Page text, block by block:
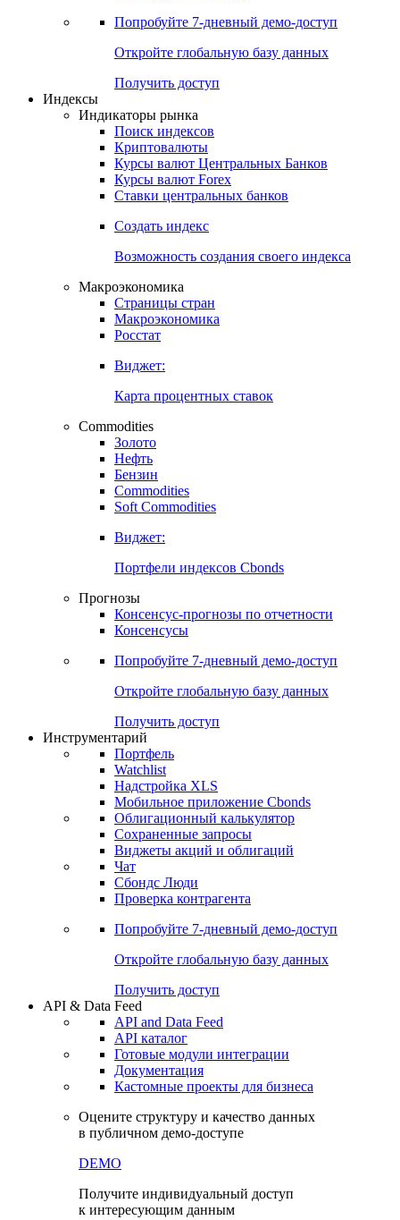
Попробуйте 7-дневный демо-доступ
Откройте глобальную базу данных
Получить доступ
Индексы
Индикаторы рынка
Поиск индексов
Криптовалюты
Курсы валют Центральных Банков
Курсы валют Forex
Ставки центральных банков
Создать индекс
Возможность создания своего индекса
Макроэкономика
Страницы стран
Макроэкономика
Росстат
Виджет:
Карта процентных ставок
Commodities
Золото
Нефть
Бензин
Commodities
Soft Commodities
Виджет:
Портфели индексов Cbonds
Прогнозы
Консенсус-прогнозы по отчетности
Консенсусы
Попробуйте 7-дневный демо-доступ
Откройте глобальную базу данных
Получить доступ
Инструментарий
Портфель
Watchlist
Надстройка XLS
Мобильное приложение Cbonds
Облигационный калькулятор
Сохраненные запросы
Виджеты акций и облигаций
Чат
Сбондс Люди
Проверка контрагента
Попробуйте 7-дневный демо-доступ
Откройте глобальную базу данных
Получить доступ
API & Data Feed
API and Data Feed
API каталог
Готовые модули интеграции
Документация
Кастомные проекты для бизнеса
Оцените структуру и качество данных
в публичном демо-доступе
DEMO
Получите индивидуальный доступ
к интересующим данным